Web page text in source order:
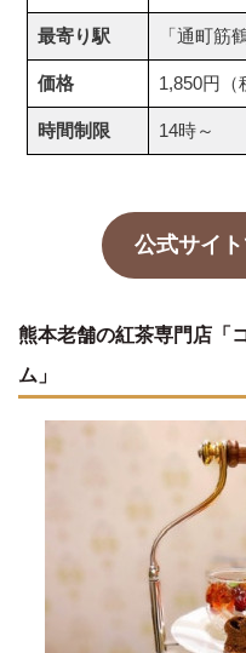
最寄り駅 「通町筋
価格 1,850円（
時間制限 14時～
公式サイ
熊本老舗の紅茶専門店「
ム」